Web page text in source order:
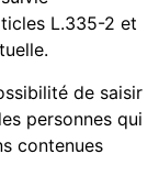
L.335-2 et
de saisir
personnes qui
contenues